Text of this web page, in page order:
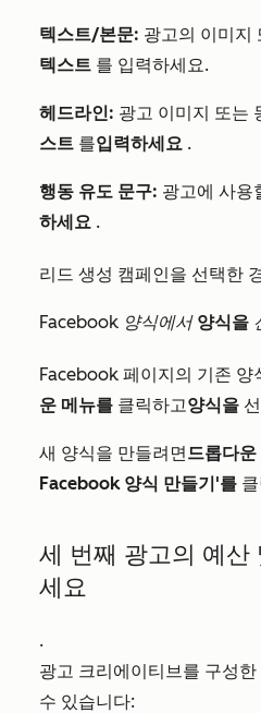
텍스트/본문: 광고의 이미지
텍스트 를 입력하세요.
헤드라인: 광고 이미지 또는
스트 를입력하세요 .
행동 유도 문구: 광고에 사용
하세요 .
리드 생성 캠페인을 선택한
Facebook 양식에서 양식을
Facebook 페이지의 기존 양
운 메뉴를 클릭하고양식을
새 양식을 만들려면드롭다
Facebook 양식 만들기'를
세 번째 광고의 예산
세요
.
광고 크리에이티브를 구성
수 있습니다: